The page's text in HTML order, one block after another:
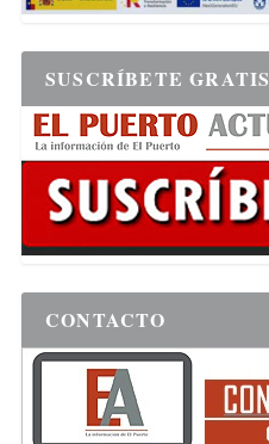
SUSCRÍBETE GRATIS
CONTACTO